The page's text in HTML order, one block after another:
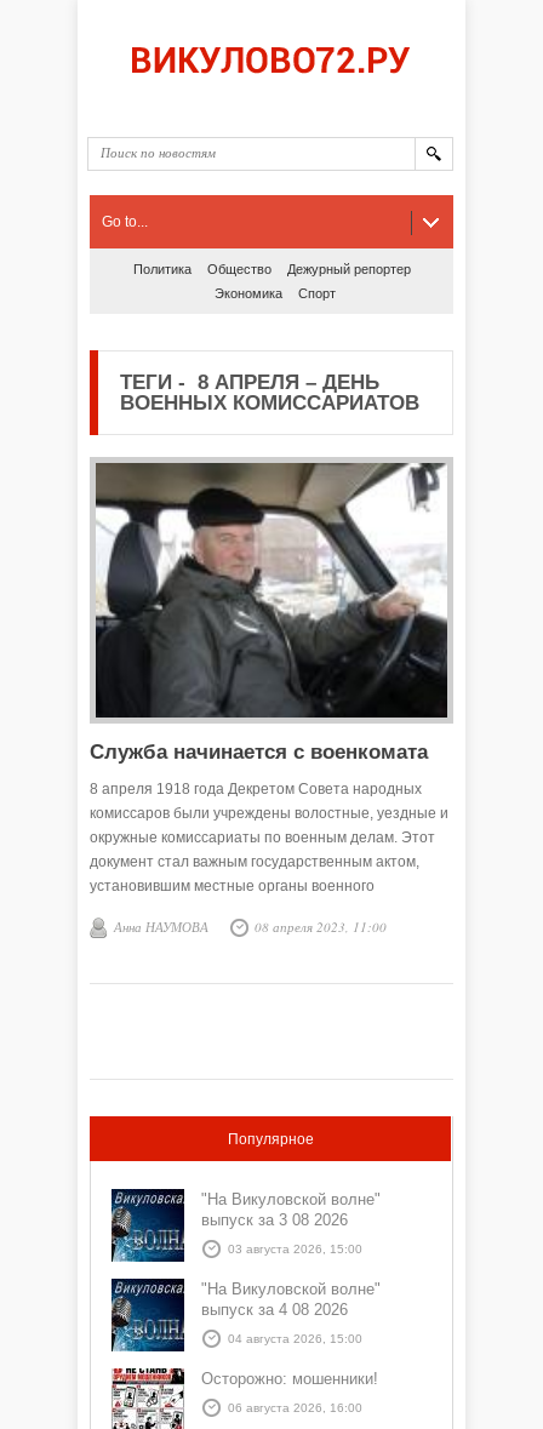
Go to...
Политика Общество
Дежурный репортер
Экономика
Спорт
ТЕГИ - 8 АПРЕЛЯ – ДЕНЬ
ВОЕННЫХ КОМИССАРИАТОВ
Служба начинается с военкомата
8 апреля 1918 года Декретом Совета народных
комиссаров были учреждены волостные, уездные и
окружные комиссариаты по военным делам. Этот
документ стал важным государственным актом,
установившим местные органы военного
официальным Днём образования военных
профессиональным праздником все, в чьей
Анна НАУМОВА 08 апреля 2023, 11:00
Популярное
"На Викуловской волне"
выпуск за 3 08 2026
03 августа 2026, 15:00
"На Викуловской волне"
выпуск за 4 08 2026
04 августа 2026, 15:00
Осторожно: мошенники!
06 августа 2026, 16:00